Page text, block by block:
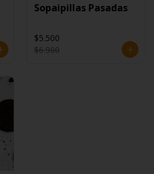
Sopaipillas Pasadas
$5.500
$6.900